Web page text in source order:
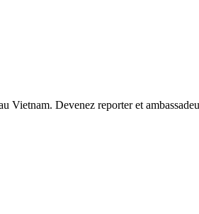
Devenez reporter et